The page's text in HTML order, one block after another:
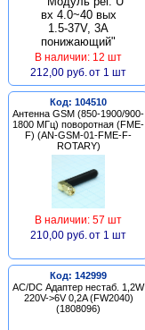
В наличии: 12 шт
212,00 руб. от 1 шт
Код: 104510
Антенна GSM (850-1900/900-
1800 МГц) поворотная (FME-
F) (AN-GSM-01-FME-F-
ROTARY)
В наличии: 57 шт
210,00 руб. от 1 шт
Код: 142999
AC/DC Адаптер нестаб. 1,2W
220V->6V 0,2A (FW2040)
(1808096)